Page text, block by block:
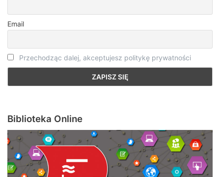
Email
Przechodząc dalej, akceptujesz politykę prywatności
Biblioteka Online